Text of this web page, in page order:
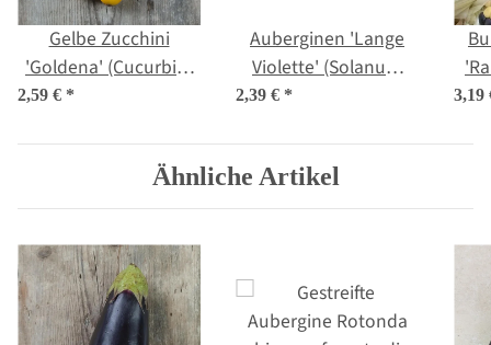
Gelbe Zucchini
'Goldena' (Cucurbita
pepo) Samen
2,59 € *
Auberginen 'Lange
Violette' (Solanum
melongena) Samen
2,39 € * 3,19
Ähnliche Artikel